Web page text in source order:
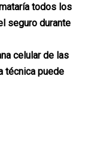
todos los
seguro durante
celular de las
técnica puede